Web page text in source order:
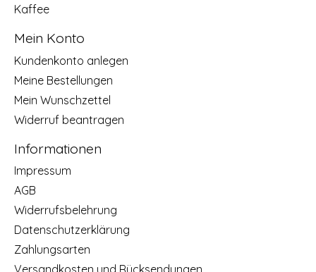
Kaffee
Mein Konto
Kundenkonto anlegen
Meine Bestellungen
Mein Wunschzettel
Widerruf beantragen
Informationen
Impressum
AGB
Widerrufsbelehrung
Datenschutzerklärung
Zahlungsarten